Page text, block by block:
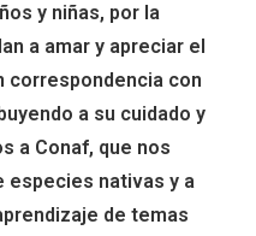
y niñas, por la
a amar y apreciar el
correspondencia con
a su cuidado y
a Conaf, que nos
especies nativas y a
de temas